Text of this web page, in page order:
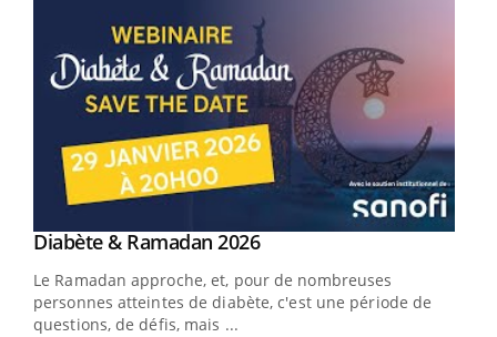
Youtube
Diabète & Ramadan 2026Youtube
Le Ramadan approche, et, pour de nombreuses
personnes atteintes de diabète, c'est une période de
questions, de défis, mais ...